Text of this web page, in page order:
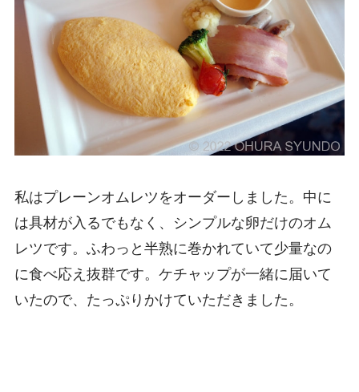
私はプレーンオムレツをオーダーしました。中に
は具材が入るでもなく、シンプルな卵だけのオム
レツです。ふわっと半熟に巻かれていて少量なの
に食べ応え抜群です。ケチャップが一緒に届いて
いたので、たっぷりかけていただきました。